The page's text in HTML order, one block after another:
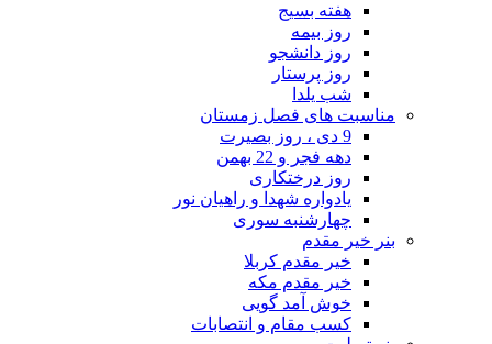
هفته بسیج
روز بیمه
روز دانشجو
روز پرستار
شب یلدا
مناسبت های فصل زمستان
9 دی ، روز بصیرت
دهه فجر و 22 بهمن
روز درختکاری
یادواره شهدا و راهیان نور
چهارشنبه سوری
بنر خیر مقدم
خیر مقدم کربلا
خیر مقدم مکه
خوش آمد گویی
کسب مقام و انتصابات